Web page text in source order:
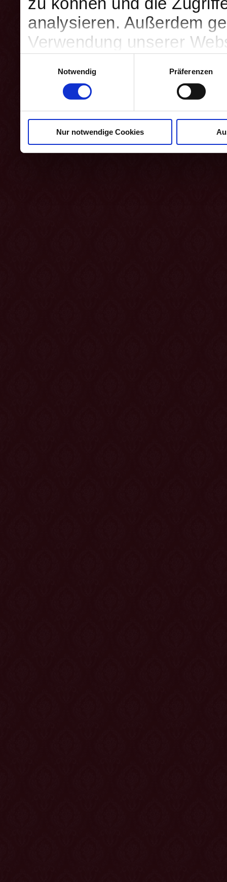
analysieren. Außerdem
Verwendung unserer
Partner führen diese
weiteren Daten
haben oder die sie im
gesammelt haben.
Notwendig
Präferenzen
Nur notwendige Cookies